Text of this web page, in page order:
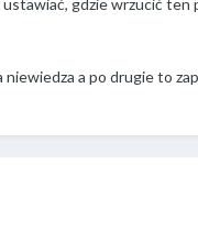
gdzie wrzucić
a po drugie to